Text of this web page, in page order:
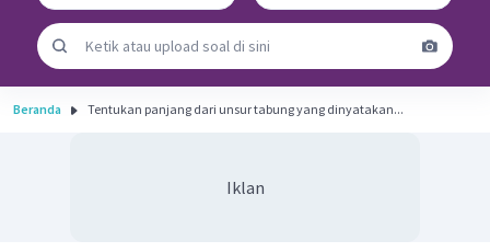
Beranda Tentukan panjang dari unsur tabung yang dinyatakan...
Iklan